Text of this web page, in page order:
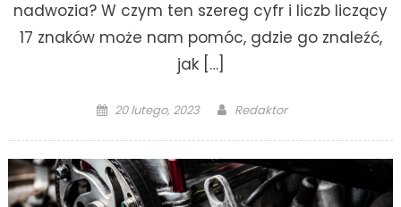
nadwozia? W czym ten szereg cyfr i liczb liczący
17 znaków może nam pomóc, gdzie go znaleźć,
jak […]
Posted
20 lutego, 2023 Author
Redaktor